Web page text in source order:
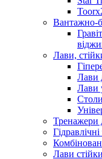
Toorx
Вантажно-
Лави,
Лави
Лави
Тренажери
Лави